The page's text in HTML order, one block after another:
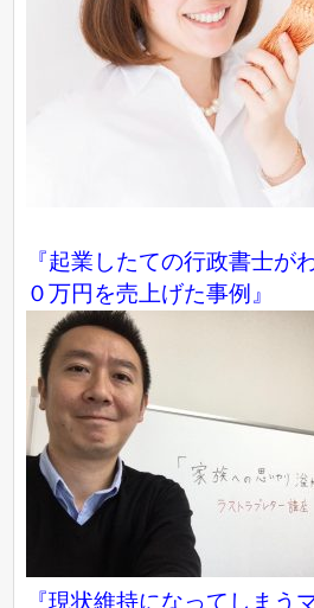
『起業したての行政書士が
０万円を売上げた事例』
『現状維持になってしまう